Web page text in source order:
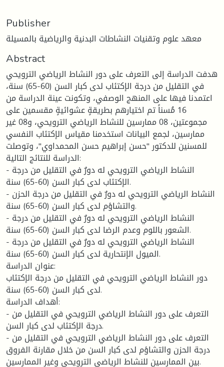
Publisher
معهد علوم وتقنيات النشاطات البدنية والرياضية بالمسيلة
Abstract
هدفت الدراسة إلى التعرف على دور النشاط الرياضي الترويحي
في التقليل من درجة الإكتئاب لدى كبار السن (60-65) سنة،
اعتمدنا فيها على المنهج الوصفي، وتكونت عينة الدراسة من
16 مُسناً تم اختيارهم بطريقةٍ عشوائيةٍ مقسمين على
مجموعتين، 08 ممارسين للنشاط الرياضي الترويحي، و08 غير
ممارسين، لجمع البيانات استخدمنا مقياس الإكتئاب النفسي
للمسنين للدكتور "حسن إبراهيم حسن المحمداوي"، وتوصلت
الدراسة للنتائج التالية:
- النشاط الرياضي الترويحي له دورٌ في التقليل من درجة
الإكتئاب لدى كبار السن (60-65) سنة.
- النشاط الرياضي الترويحي له دورٌ في التقليل من درجة الحزن
والتشاؤم لدى كبار السن (60-65) سنة.
- النشاط الرياضي الترويحي له دورٌ في التقليل من درجة
الشعور باللوم وعدم الرضا لدى كبار السن (60-65) سنة.
- النشاط الرياضي الترويحي له دورٌ في التقليل من درجة
الميول الإنتحارية لدى كبار السن (60-65) سنة.
عنوان الدراسة:
دور النشاط الرياضي الترويحي في التقليل من درجة الإكتئاب
لدى كبار السن (60-65) سنة.
أهداف الدراسة:
- التعرف على دور النشاط الرياضي الترويحي في التقليل من
درجة الإكتئاب لدى كبار السن.
- التعرف على دور النشاط الرياضي الترويحي في التقليل من
درجة الحزن والتشاؤم لدى كبار السن من خلال مقارنة الفروق
بين الممارسين للنشاط الرياضي الترويحي وغير الممارسين.